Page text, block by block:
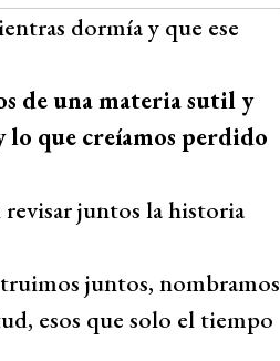
dormía y que ese
de una materia sutil y
que creíamos perdido
juntos la historia
juntos, nombramos
esos que solo el tiempo